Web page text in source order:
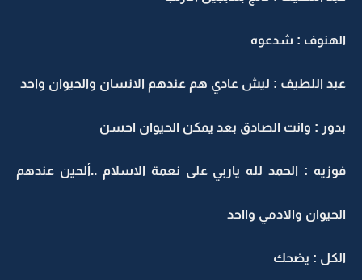
الهنوف : شدعوه
عبد اللطيف : ليش عادي هم عندهم الانسان والحيوان واحد
بدور : وانت الصادق بعد يمكن الحيوان احسن
فوزيه : الحمد لله ياربي على نعمة الاسلام ..ألحين عندهم
الحيوان والادمي وااحد
الكل : يضحك